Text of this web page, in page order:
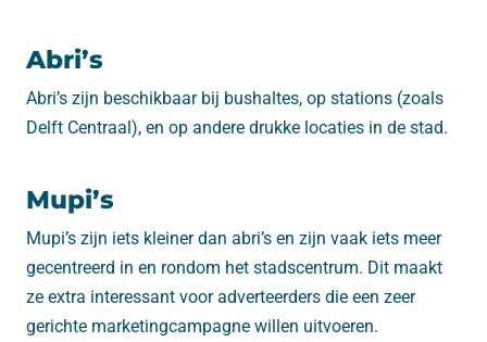
Abri’s
Abri’s zijn beschikbaar bij bushaltes, op stations (zoals
Delft Centraal), en op andere drukke locaties in de stad.
Mupi’s
Mupi’s zijn iets kleiner dan abri’s en zijn vaak iets meer
gecentreerd in en rondom het stadscentrum. Dit maakt
ze extra interessant voor adverteerders die een zeer
gerichte marketingcampagne willen uitvoeren.